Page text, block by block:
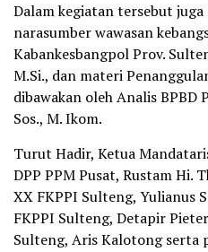
Dalam kegiatan tersebut
narasumber wawasan
Kabankesbangpol Prov.
M.Si., dan materi
dibawakan oleh Analis BPBD
Sos., M. Ikom.
Turut Hadir, Ketua
DPP PPM Pusat, Rustam Hi.
XX FKPPI Sulteng, Yulianus
FKPPI Sulteng, Detapir
Sulteng, Aris Kalotong serta